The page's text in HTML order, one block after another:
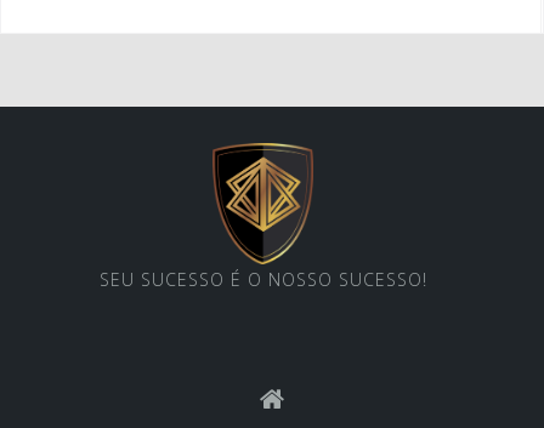
SEU SUCESSO É O NOSSO SUCESSO!